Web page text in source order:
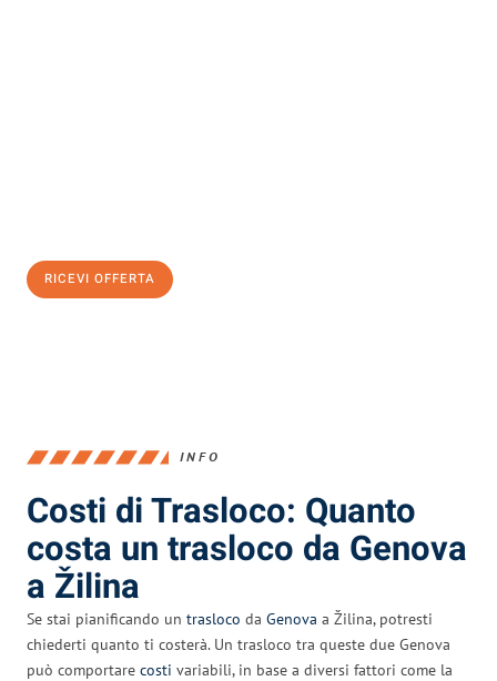
RICEVI OFFERTA
INFO
Costi di Trasloco: Quanto
costa un trasloco da Genova
a Žilina
Se stai pianificando un trasloco da Genova a Žilina, potresti
chiederti quanto ti costerà. Un trasloco tra queste due Genova
può comportare costi variabili, in base a diversi fattori come la